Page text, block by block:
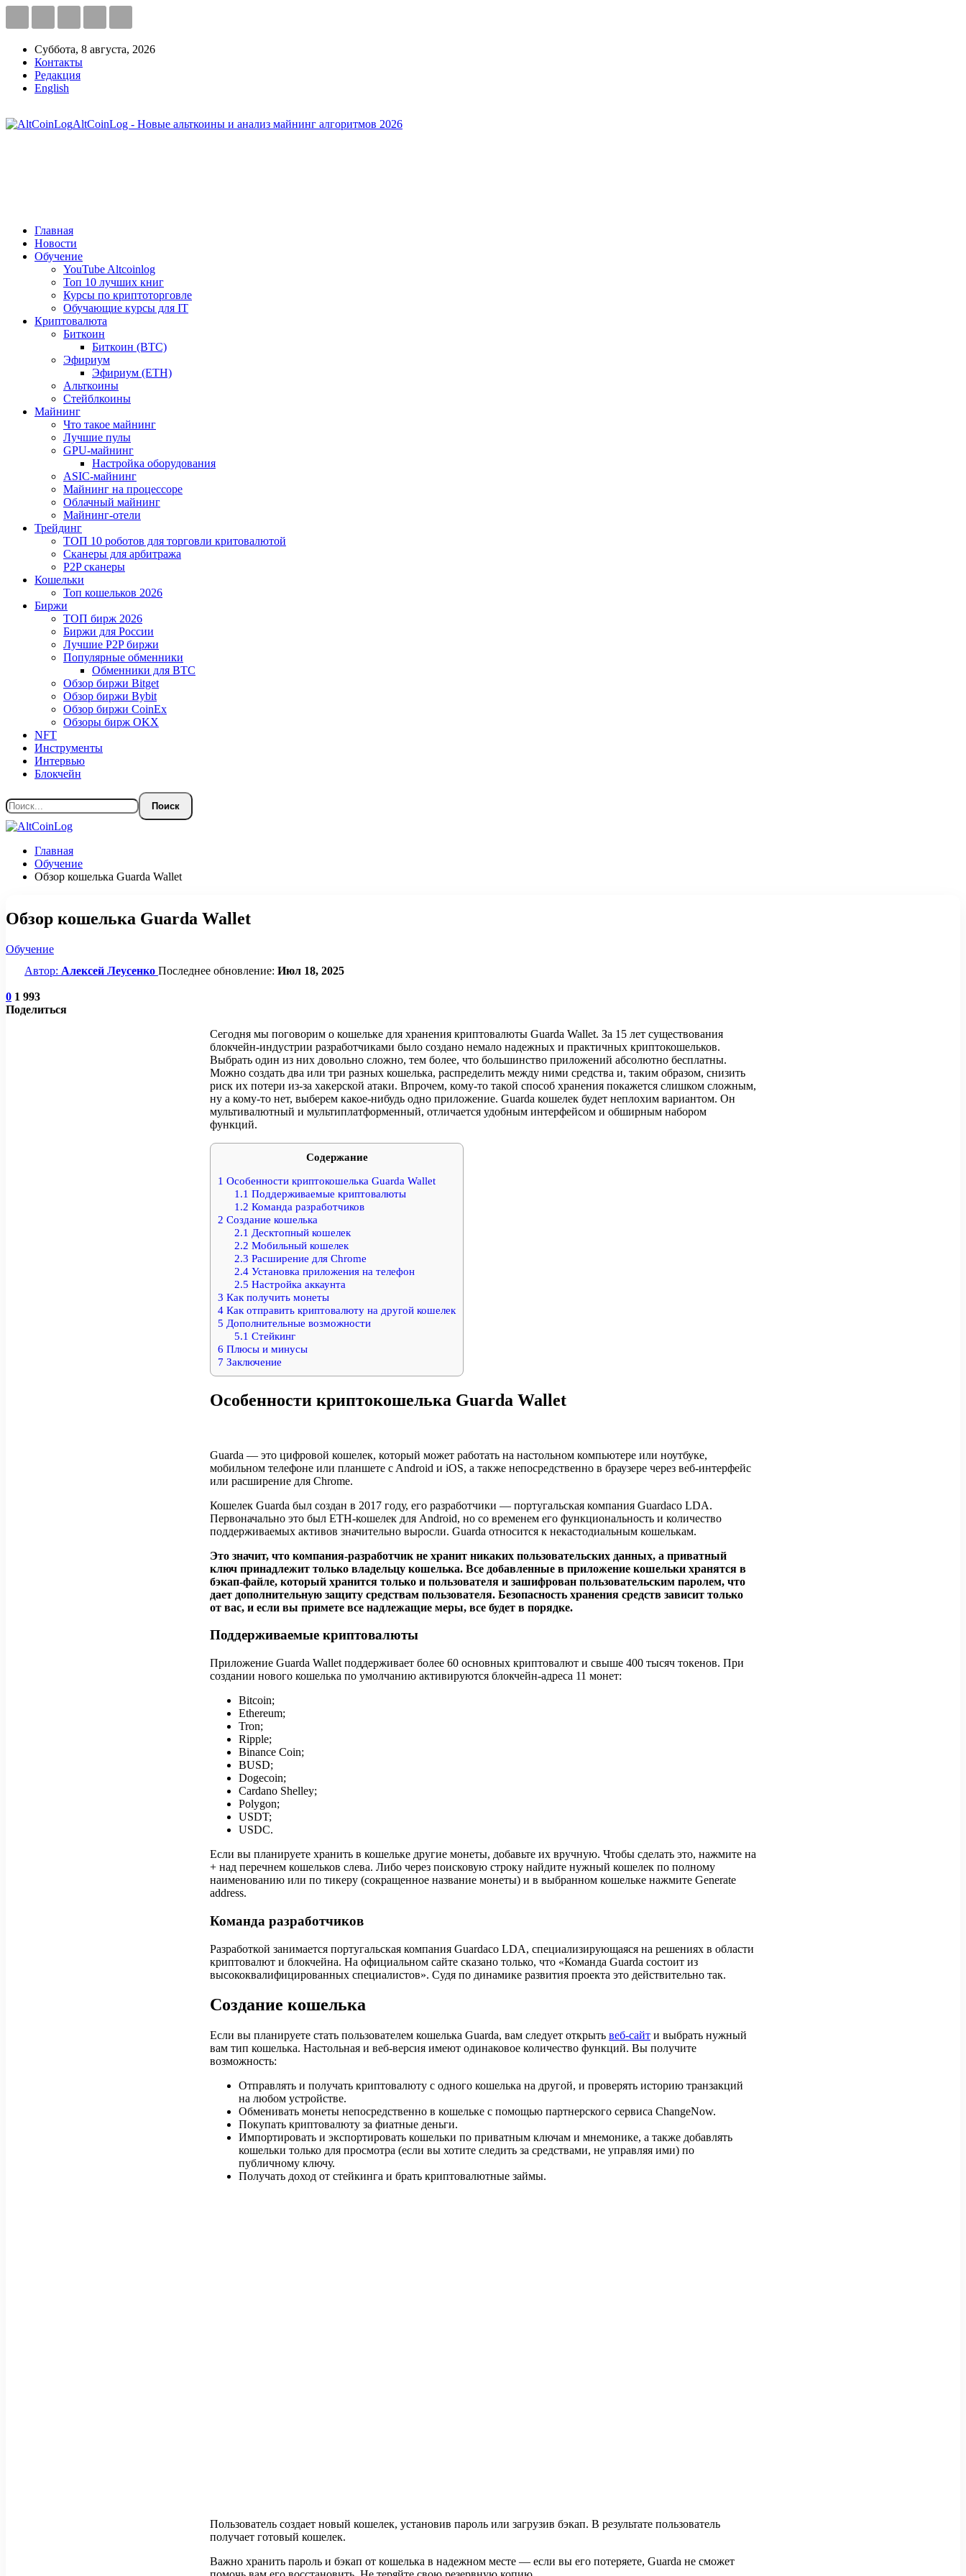
Суббота, 8 августа, 2026
Контакты
Редакция
English
AltCoinLog - Новые альткоины и анализ майнинг алгоритмов 2026
Главная
Новости
Обучение
YouTube Altcoinlog
Топ 10 лучших книг
Курсы по криптоторговле
Обучающие курсы для IT
Криптовалюта
Биткоин
Биткоин (BTC)
Эфириум
Эфириум (ETH)
Альткоины
Стейблкоины
Майнинг
Что такое майнинг
Лучшие пулы
GPU-майнинг
Настройка оборудования
ASIC-майнинг
Майнинг на процессоре
Облачный майнинг
Майнинг-отели
Трейдинг
ТОП 10 роботов для торговли критовалютой
Сканеры для арбитража
P2P сканеры
Кошельки
Топ кошельков 2026
Биржи
ТОП бирж 2026
Биржи для России
Лучшие P2P биржи
Популярные обменники
Обменники для BTC
Обзор биржи Bitget
Обзор биржи Bybit
Обзор биржи CoinEx
Обзоры бирж OKX
NFT
Инструменты
Интервью
Блокчейн
Главная
Обучение
Обзор кошелька Guarda Wallet
Обзор кошелька Guarda Wallet
Обучение
Автор: Алексей Леусенко Последнее обновление: Июл 18, 2025
0 1 993
Поделиться
Сегодня мы поговорим о кошельке для хранения криптовалюты Guarda Wallet. За 15 лет существования
блокчейн-индустрии разработчиками было создано немало надежных и практичных криптокошельков.
Выбрать один из них довольно сложно, тем более, что большинство приложений абсолютно бесплатны.
Можно создать два или три разных кошелька, распределить между ними средства и, таким образом, снизить
риск их потери из-за хакерской атаки. Впрочем, кому-то такой способ хранения покажется слишком сложным,
ну а кому-то нет, выберем какое-нибудь одно приложение. Guarda кошелек будет неплохим вариантом. Он
мультивалютный и мультиплатформенный, отличается удобным интерфейсом и обширным набором
функций.
Содержание
1 Особенности криптокошелька Guarda Wallet
1.1 Поддерживаемые криптовалюты
1.2 Команда разработчиков
2 Создание кошелька
2.1 Десктопный кошелек
2.2 Мобильный кошелек
2.3 Расширение для Chrome
2.4Установка приложения на телефон
2.5 Настройка аккаунта
3 Как получить монеты
4 Как отправить криптовалюту на другой кошелек
5 Дополнительные возможности
5.1 Стейкинг
6 Плюсы и минусы
7 Заключение
Особенности криптокошелька Guarda Wallet
Guarda — это цифровой кошелек, который может работать на настольном компьютере или ноутбуке,
мобильном телефоне или планшете c Android и iOS, а также непосредственно в браузере через веб-интерфейс
или расширение для Chrome.
Кошелек Guarda был создан в 2017 году, его разработчики — португальская компания Guardaco LDA.
Первоначально это был ETH-кошелек для Android, но со временем его функциональность и количество
поддерживаемых активов значительно выросли. Guarda относится к некастодиальным кошелькам.
Это значит, что компания-разработчик не хранит никаких пользовательских данных, а приватный
ключ принадлежит только владельцу кошелька. Все добавленные в приложение кошельки хранятся в
бэкап-файле, который хранится только и пользователя и зашифрован пользовательским паролем, что
дает дополнительную защиту средствам пользователя. Безопасность хранения средств зависит только
от вас, и если вы примете все надлежащие меры, все будет в порядке.
Поддерживаемые криптовалюты
Приложение Guarda Wallet поддерживает более 60 основных криптовалют и свыше 400 тысяч токенов. При
создании нового кошелька по умолчанию активируются блокчейн-адреса 11 монет:
Bitcoin;
Ethereum;
Tron;
Ripple;
Binance Coin;
BUSD;
Dogecoin;
Cardano Shelley;
Polygon;
USDT;
USDC.
Если вы планируете хранить в кошельке другие монеты, добавьте их вручную. Чтобы сделать это, нажмите на
+ над перечнем кошельков слева. Либо через поисковую строку найдите нужный кошелек по полному
наименованию или по тикеру (сокращенное название монеты) и в выбранном кошельке нажмите Generate
address.
Команда разработчиков
Разработкой занимается португальская компания Guardaco LDA, специализирующаяся на решениях в области
криптовалют и блокчейна. На официальном сайте сказано только, что «Команда Guarda состоит из
высококвалифицированных специалистов». Судя по динамике развития проекта это действительно так.
Создание кошелька
Если вы планируете стать пользователем кошелька Guarda, вам следует открыть веб-сайт и выбрать нужный
вам тип кошелька. Настольная и веб-версия имеют одинаковое количество функций. Вы получите
возможность:
Отправлять и получать криптовалюту с одного кошелька на другой, и проверять историю транзакций
на любом устройстве.
Обменивать монеты непосредственно в кошельке с помощью партнерского сервиса ChangeNow.
Покупать криптовалюту за фиатные деньги.
Импортировать и экспортировать кошельки по приватным ключам и мнемонике, а также добавлять
кошельки только для просмотра (если вы хотите следить за средствами, не управляя ими) по
публичному ключу.
Получать доход от стейкинга и брать криптовалютные займы.
Пользователь создает новый кошелек, установив пароль или загрузив бэкап. В результате пользователь
получает готовый кошелек.
Важно хранить пароль и бэкап от кошелька в надежном месте — если вы его потеряете, Guarda не сможет